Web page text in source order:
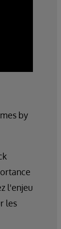
by
l'enjeu
les